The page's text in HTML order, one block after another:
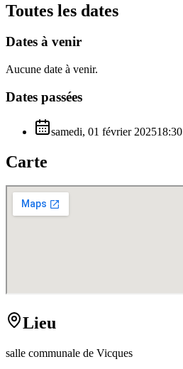
Toutes les dates
Dates à venir
Aucune date à venir.
Dates passées
samedi, 01 février 202518:30
Carte
Lieu
salle communale de Vicques